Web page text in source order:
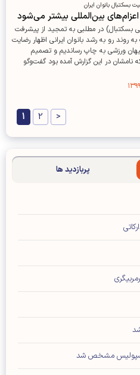
بسکتبال بانوان ایران
بین‌المللی بیشتر می‌شود
بسکتبال) در مطلبی به تمجید از پیشرفت
روند رو به رشد بانوان ایرانی اظهار رضایت
ورزشی به چاپ رساندیم و تصمیم
نامشان در این گزارش آمده بود گفت‌و‌گو
1 2 >
پربازدید ها
پرسپولیس مشخص شد